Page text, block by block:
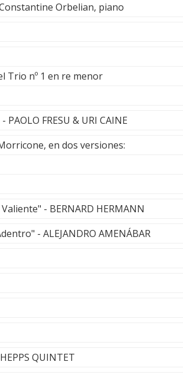
Orbelian, piano
Trio nº 1 en re menor
FRESU & URI CAINE
en dos versiones:
- BERNARD HERMANN
- ALEJANDRO AMENÁBAR
QUINTET